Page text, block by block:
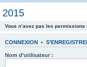
2015
Vous n’avez pas les
CONNEXION •
Nom d’utilisateur :